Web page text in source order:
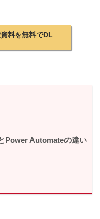
料を無料でDL
Power Automateの違い